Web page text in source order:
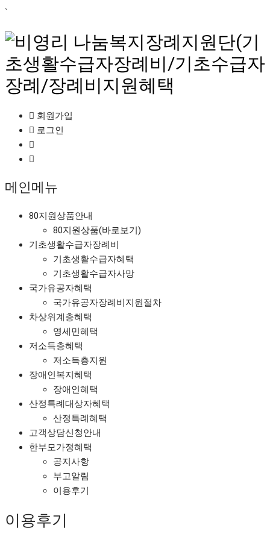
`
회원가입
로그인
메인메뉴
80지원상품안내
80지원상품(바로보기)
기초생활수급자장례비
기초생활수급자혜택
기초생활수급자사망
국가유공자혜택
국가유공자장례비지원절차
차상위계층혜택
영세민혜택
저소득층혜택
저소득층지원
장애인복지혜택
장애인혜택
산정특례대상자혜택
산정특례혜택
고객상담신청안내
한부모가정혜택
공지사항
부고알림
이용후기
이용후기